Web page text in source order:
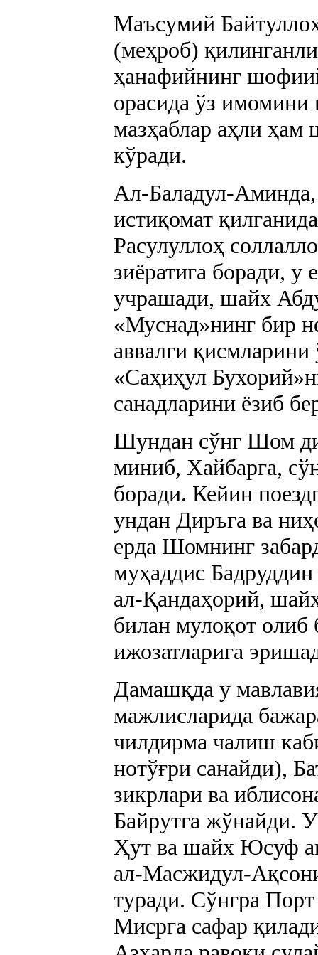
Маъсумий
(меҳроб)
ҳанафийнинг
орасида ўз
мазҳаблар аҳли
кўради.
Ал-Баладул-
истиқомат
Расулуллоҳ
зиёратига боради,
учрашади, шайх
«Муснад»нинг бир
аввалги
«Саҳиҳул
санадларини ёзиб
Шундан сўнг Шом
миниб, Хайбарга,
боради. Кейин
ундан Диръга ва
ерда Шомнинг
муҳаддис
ал-Қандаҳорий,
билан мулоқот олиб
ижозатларига
Дамашқда у
мажлисларида
чилдирма чалиш
нотўғри санайди),
зикрлари ва
Байрутга жўнайди.
Ҳут ва шайх Юсуф
ал-Масжидул-
туради. Сўнгра
Мисрга сафар